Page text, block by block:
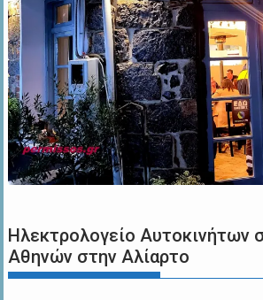
Ηλεκτρολογείο
Αθηνών στην Αλίαρτο